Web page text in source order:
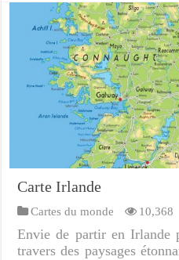
Carte Irlande
Cartes du monde 10,368
Envie de partir en Irlande
travers des paysages